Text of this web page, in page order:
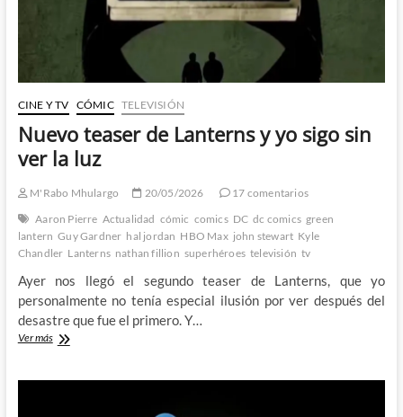
CINE Y TV CÓMIC TELEVISIÓN
Nuevo teaser de Lanterns y yo sigo sin
ver la luz
M'Rabo Mhulargo 20/05/2026
17 comentarios
Aaron Pierre Actualidad cómic comics DC dc comics green
lantern Guy Gardner hal jordan HBO Max john stewart Kyle
Chandler Lanterns nathan fillion superhéroes televisión tv
Ayer nos llegó el segundo teaser de Lanterns, que yo
personalmente no tenía especial ilusión por ver después del
desastre que fue el primero. Y…
Ver másNuevo